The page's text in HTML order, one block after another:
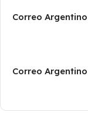
Correo
Correo